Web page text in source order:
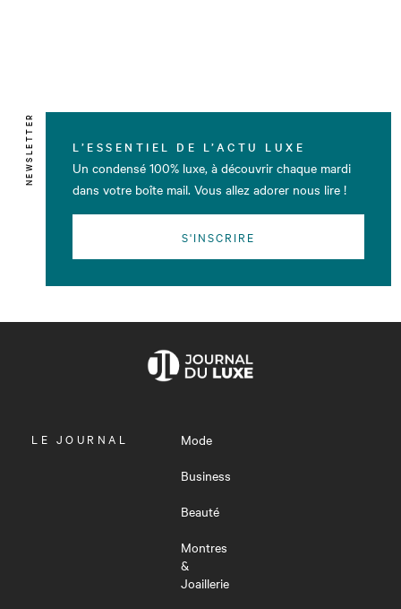
NEWSLETTER L’ESSENTIEL DE L’ACTU LUXE
Un condensé 100% luxe, à découvrir chaque mardi
dans votre boîte mail. Vous allez adorer nous lire !
S'INSCRIRE
OUVRIR
LE JOURNAL
Mode
Business
Beauté
Montres
&
Joaillerie